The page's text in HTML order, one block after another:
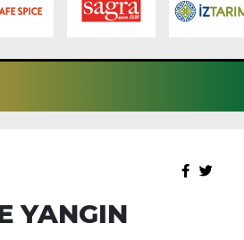
YANGIN